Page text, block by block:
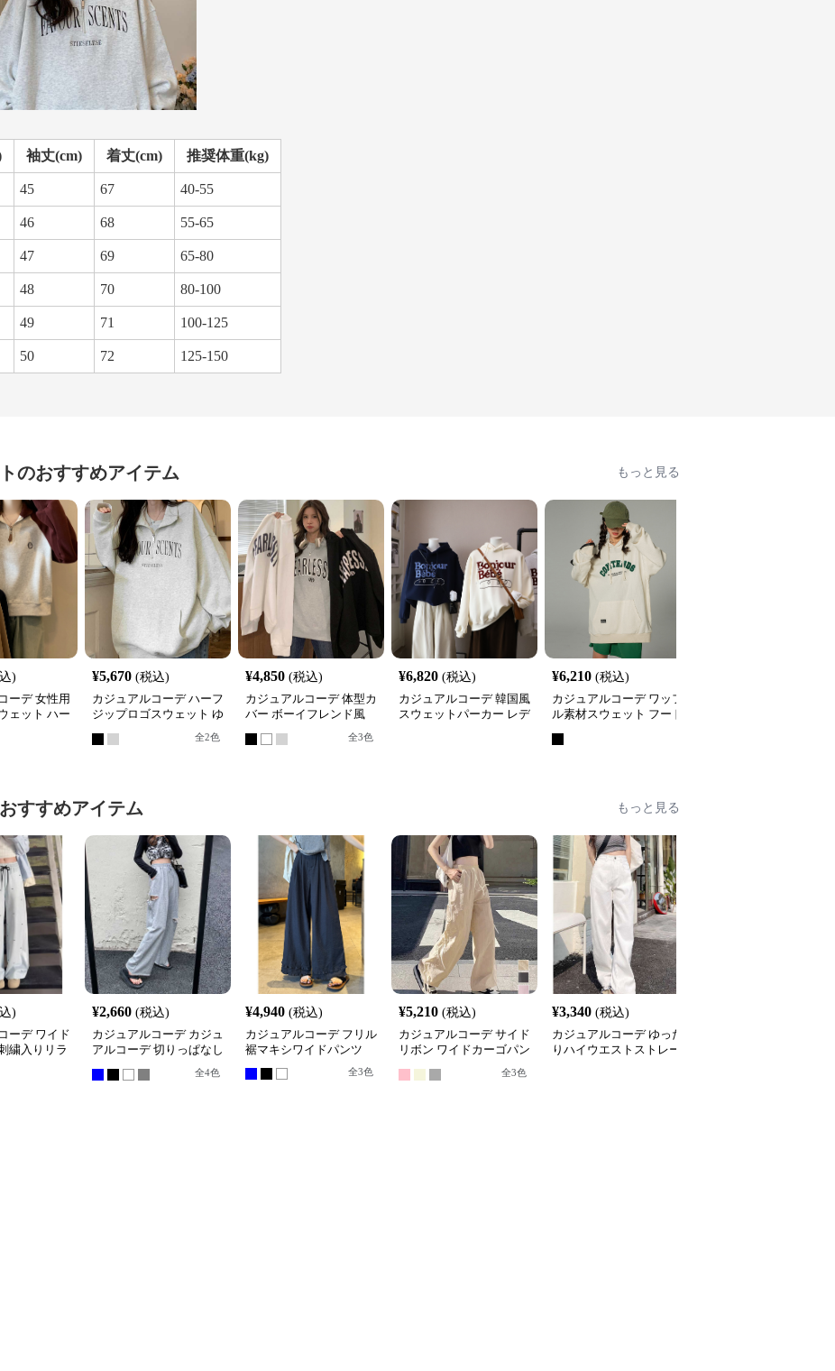
袖丈(cm) 着丈(cm) 推奨体重(kg)
45 67 40-55
46 68 55-65
47 69 65-80
48 70 80-100
49 71 100-125
50 72 125-150
のおすすめアイテム もっと見る
)
ーデ 女性用
ェット ハー
¥5,670 (税込)
カジュアルコーデ ハーフ
ジップロゴスウェット ゆ
ったりビッグシルエット
全2色
¥4,850 (税込)
カジュアルコーデ 体型カ
バー ボーイフレンド風
全3色
¥6,820 (税込)
カジュアルコーデ 韓国風
スウェットパーカー レデ
¥6,210 (税込)
カジュアルコーデ ワッフ
ル素材スウェット フード
すすめアイテム もっと見る
)
ーデ ワイド
繍入りリラ
¥2,660 (税込)
カジュアルコーデ カジュ
アルコーデ 切りっぱなし
ワイドスウェットパンツ
全4色
¥4,940 (税込)
カジュアルコーデ フリル
裾マキシワイドパンツ
全3色
¥5,210 (税込)
カジュアルコーデ サイド
リボン ワイドカーゴパン
全3色
¥3,340 (税込)
カジュアルコーデ ゆった
りハイウエストストレー